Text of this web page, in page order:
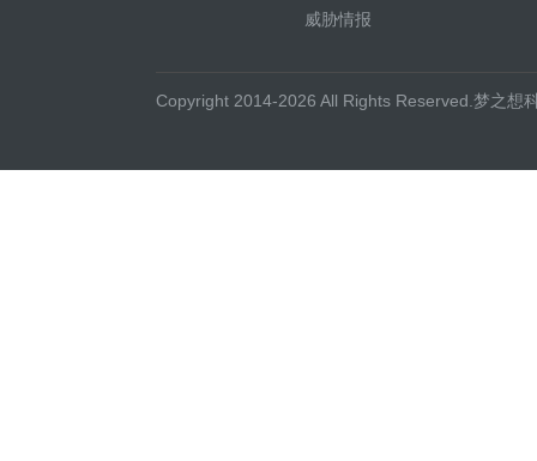
威胁情报
Copyright 2014-2026 All Rights Reserved.梦之想